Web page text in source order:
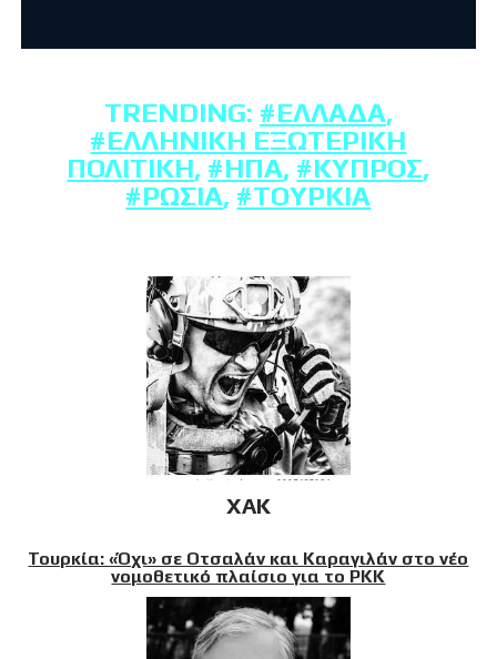
TRENDING: #ΕΛΛΆΔΑ,
#ΕΛΛΗΝΙΚΉ ΕΞΩΤΕΡΙΚΉ
ΠΟΛΙΤΙΚΉ, #ΗΠΑ, #ΚΎΠΡΟΣ,
#ΡΩΣΊΑ, #ΤΟΥΡΚΊΑ
XAK
Τουρκία: «Όχι» σε Οτσαλάν και Καραγιλάν στο νέο
νομοθετικό πλαίσιο για το PKK